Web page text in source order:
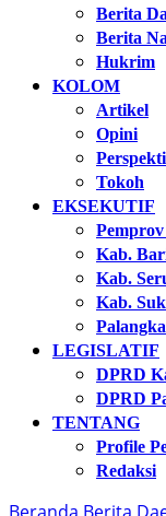
Berita
Berita
Hukrim
KOLOM
Artikel
Opini
Tokoh
EKSEKUTIF
Kab.
Kab.
Kab.
LEGISLATIF
DPRD
DPRD
TENTANG
Profile
Redaksi